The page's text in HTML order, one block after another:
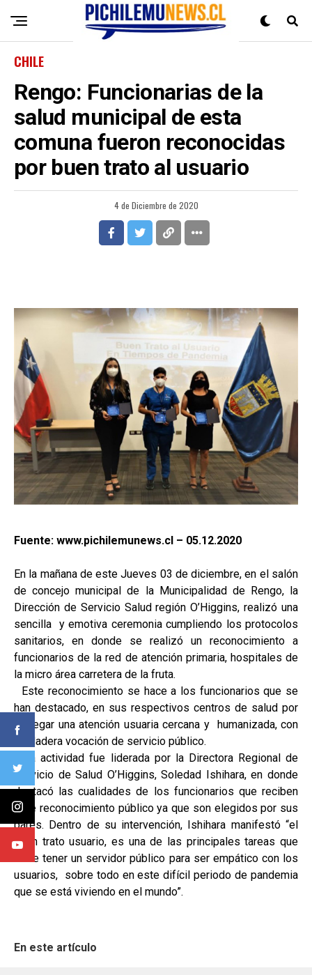
CHILE
Rengo: Funcionarias de la
salud municipal de esta
comuna fueron reconocidas
por buen trato al usuario
4 de Diciembre de 2020
Fuente: www.pichilemunews.cl – 05.12.2020
En la mañana de este Jueves 03 de diciembre, en el salón
de concejo municipal de la Municipalidad de Rengo, la
Dirección de Servicio Salud región O’Higgins, realizó una
sencilla y emotiva ceremonia cumpliendo los protocolos
sanitarios, en donde se realizó un reconocimiento a
funcionarios de la red de atención primaria, hospitales de
la micro área carretera de la fruta.
Este reconocimiento se hace a los funcionarios que se
han destacado, en sus respectivos centros de salud por
entregar una atención usuaria cercana y humanizada, con
verdadera vocación de servicio público.
La actividad fue liderada por la Directora Regional de
Servicio de Salud O’Higgins, Soledad Ishihara, en donde
destacó las cualidades de los funcionarios que reciben
este reconocimiento público ya que son elegidos por sus
pares. Dentro de su intervención, Ishihara manifestó “el
buen trato usuario, es una de las principales tareas que
debe tener un servidor público para ser empático con los
usuarios, sobre todo en este difícil periodo de pandemia
que se está viviendo en el mundo”.​
En este artículo